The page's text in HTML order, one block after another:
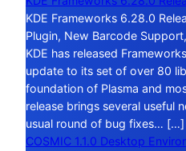
KDE Frameworks 6.28.0
Plugin, New Barcode
KDE has released
update to its set of over 80
foundation of Plasma and
release brings several useful
usual round of bug fixes… […]
COSMIC 1.1.0 Desktop